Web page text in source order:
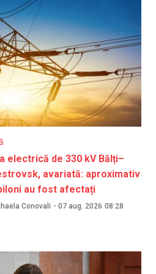
electrică de 330 kV Bălți–
avariată: aproximativ
au fost afectați
Conovali - 07 aug. 2026 08:28